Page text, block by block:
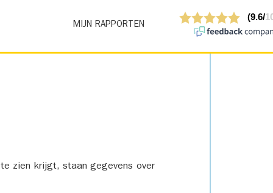
MIJN RAPPORTEN
zien krijgt, staan gegevens over